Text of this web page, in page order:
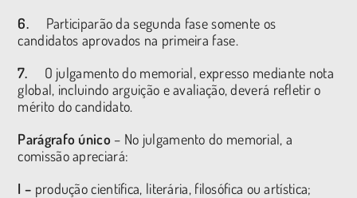
6. Participarão da segunda fase somente os
candidatos aprovados na primeira fase.
7. O julgamento do memorial, expresso mediante nota
global, incluindo arguição e avaliação, deverá refletir o
mérito do candidato.
Parágrafo único – No julgamento do memorial, a
comissão apreciará:
I – produção científica, literária, filosófica ou artística;